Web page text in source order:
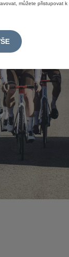
můžete přistupovat k